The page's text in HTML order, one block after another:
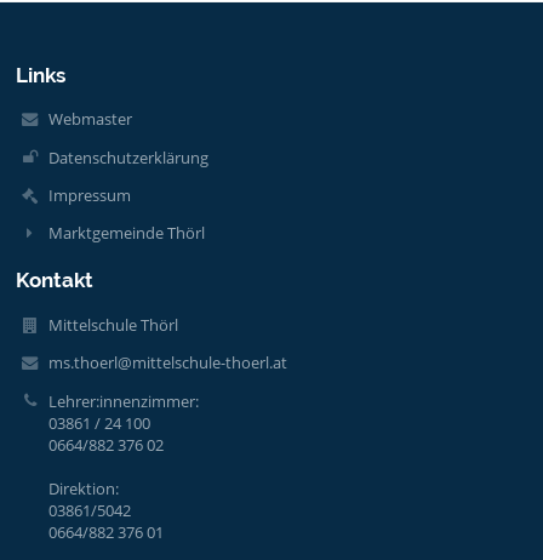
Links
Webmaster
Datenschutzerklärung
Impressum
Marktgemeinde Thörl
Kontakt
Mittelschule Thörl
ms.thoerl@mittelschule-thoerl.at
Lehrer:innenzimmer:
03861 / 24 100
0664/882 376 02
Direktion:
03861/5042
0664/882 376 01